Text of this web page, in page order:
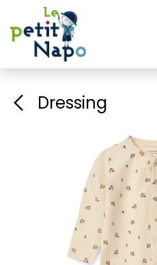
Se rendre au contenu
Dressing